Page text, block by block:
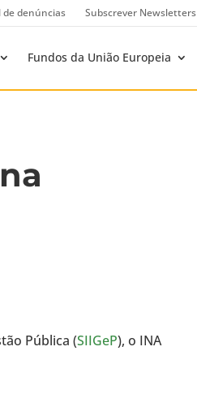
de denúncias Subscrever Newsletters
Fundos da União Europeia
Pública (SIIGeP), o INA